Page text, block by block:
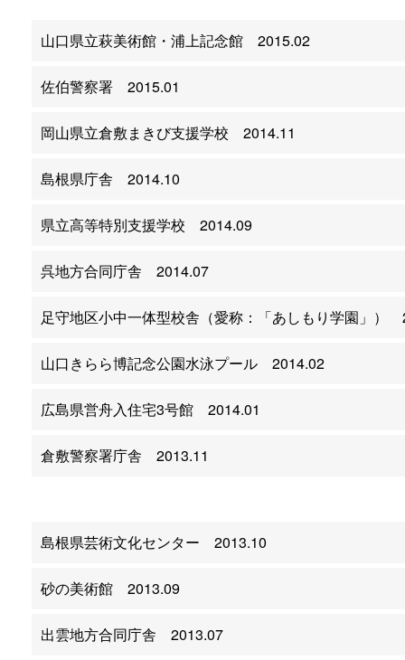
山口県立萩美術館・浦上記念館 2015.02
佐伯警察署 2015.01
岡山県立倉敷まきび支援学校 2014.11
島根県庁舎 2014.10
県立高等特別支援学校 2014.09
呉地方合同庁舎 2014.07
足守地区小中一体型校舎（愛称：「あしもり学園」）
山口きらら博記念公園水泳プール 2014.02
広島県営舟入住宅3号館 2014.01
倉敷警察署庁舎 2013.11
島根県芸術文化センター 2013.10
砂の美術館 2013.09
出雲地方合同庁舎 2013.07